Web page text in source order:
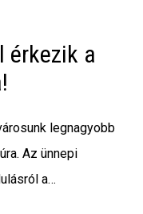
érkezik a
legnagyobb
Az ünnepi
a